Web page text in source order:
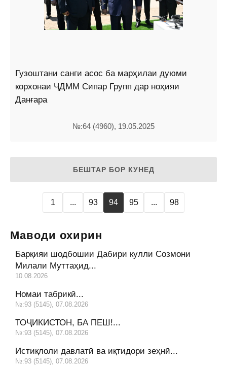
Гузоштани санги асос ба марҳилаи дуюми
корхонаи ҶДММ Сипар Групп дар ноҳияи
Данғара
№:64 (4960), 19.05.2025
БЕШТАР БОР КУНЕД
1 ... 93 94 95 ... 98
Маводи охирин
Барқияи шодбошии Дабири кулли Созмони
Милали Муттаҳид...
10.08.2026
Номаи табрикӣ...
№:93 (5145), 07.08.2026
ТОҶИКИСТОН, БА ПЕШ!...
№:93 (5145), 07.08.2026
Истиқлоли давлатӣ ва иқтидори зеҳнӣ...
№:93 (5145), 07.08.2026